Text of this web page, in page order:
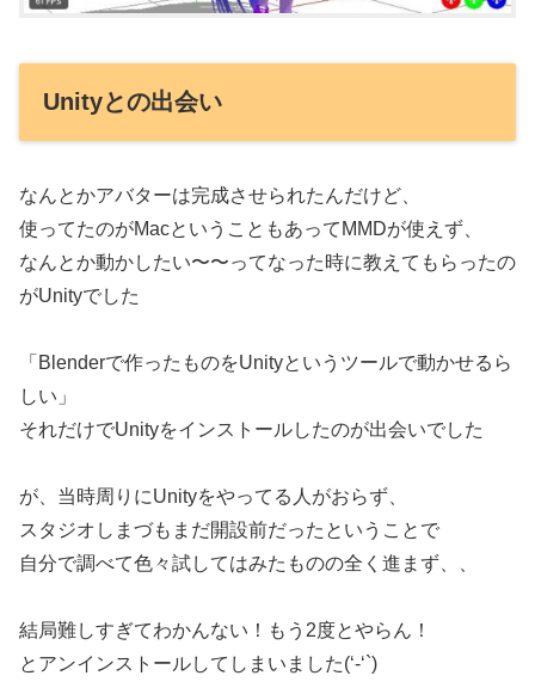
Unityとの出会い
なんとかアバターは完成させられたんだけど、
使ってたのがMacということもあってMMDが使えず、
なんとか動かしたい〜〜ってなった時に教えてもらったの
がUnityでした
「Blenderで作ったものをUnityというツールで動かせるら
しい」
それだけでUnityをインストールしたのが出会いでした
が、当時周りにUnityをやってる人がおらず、
スタジオしまづもまだ開設前だったということで
自分で調べて色々試してはみたものの全く進まず、、
結局難しすぎてわかんない！もう2度とやらん！
とアンインストールしてしまいました(‘-‘`)